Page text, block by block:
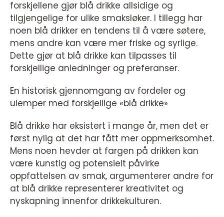
forskjellene gjør blå drikke allsidige og
tilgjengelige for ulike smaksløker. I tillegg har
noen blå drikker en tendens til å være søtere,
mens andre kan være mer friske og syrlige.
Dette gjør at blå drikke kan tilpasses til
forskjellige anledninger og preferanser.
En historisk gjennomgang av fordeler og
ulemper med forskjellige «blå drikke»
Blå drikke har eksistert i mange år, men det er
først nylig at det har fått mer oppmerksomhet.
Mens noen hevder at fargen på drikken kan
være kunstig og potensielt påvirke
oppfattelsen av smak, argumenterer andre for
at blå drikke representerer kreativitet og
nyskapning innenfor drikkekulturen.